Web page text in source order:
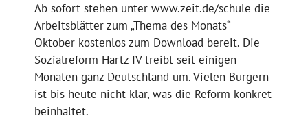
Ab sofort stehen unter www.zeit.de/schule die
Arbeitsblätter zum „Thema des Monats“
Oktober kostenlos zum Download bereit. Die
Sozialreform Hartz IV treibt seit einigen
Monaten ganz Deutschland um. Vielen Bürgern
ist bis heute nicht klar, was die Reform konkret
beinhaltet.